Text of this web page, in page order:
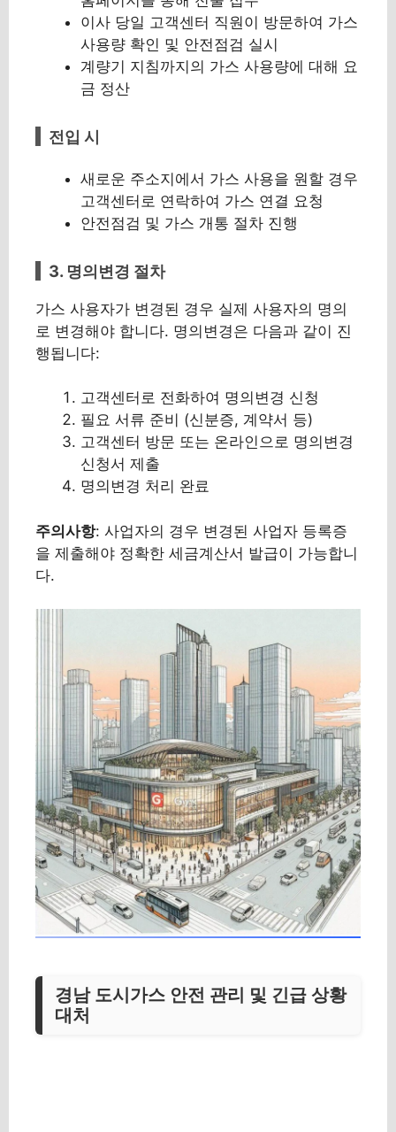
이사 당일 고객센터 직원이 방문하여 가스
사용량 확인 및 안전점검 실시
계량기 지침까지의 가스 사용량에 대해 요
금 정산
전입 시
새로운 주소지에서 가스 사용을 원할 경우
고객센터로 연락하여 가스 연결 요청
안전점검 및 가스 개통 절차 진행
3. 명의변경 절차
가스 사용자가 변경된 경우 실제 사용자의 명의
로 변경해야 합니다. 명의변경은 다음과 같이 진
행됩니다:
고객센터로 전화하여 명의변경 신청
필요 서류 준비 (신분증, 계약서 등)
고객센터 방문 또는 온라인으로 명의변경
신청서 제출
명의변경 처리 완료
주의사항: 사업자의 경우 변경된 사업자 등록증
을 제출해야 정확한 세금계산서 발급이 가능합니
다.
경남 도시가스 안전 관리 및 긴급 상황
대처